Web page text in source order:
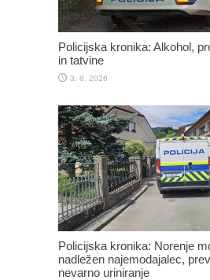
Policijska kronika: Alkohol,
in tatvine
3. 8. 2026
Policijska kronika: Norenje
nadležen najemodajalec,
nevarno uriniranje